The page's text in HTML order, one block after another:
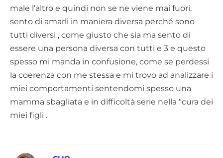
male l’altro e quindi non se ne viene mai fuori,
sento di amarli in maniera diversa perché sono
tutti diversi , come giusto che sia ma sento di
essere una persona diversa con tutti e 3 e questo
spesso mi manda in confusione, come se perdessi
la coerenza con me stessa e mi trovo ad analizzare i
miei comportamenti sentendomi spesso una
mamma sbagliata e in difficoltà serie nella “cura dei
miei figli .